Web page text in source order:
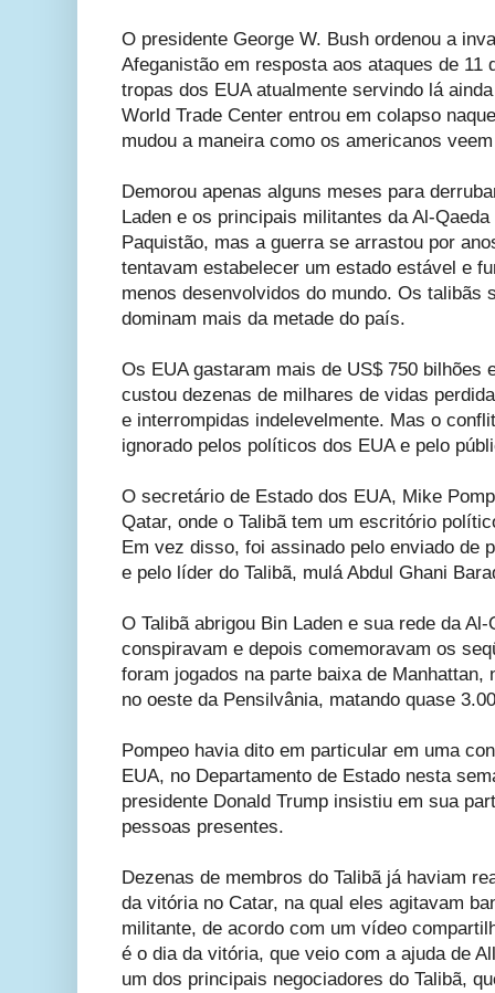
O presidente George W. Bush ordenou a
Afeganistão em resposta aos ataques de 11
tropas dos EUA atualmente servindo lá
World Trade Center entrou em colapso
mudou a maneira como os americanos
Demorou apenas alguns meses para
Laden e os principais militantes da Al-
Paquistão, mas a guerra se arrastou por
tentavam estabelecer um estado estável e
menos desenvolvidos do mundo. Os talibãs
dominam mais da metade do país.
Os EUA gastaram mais de US$ 750 bilhões
custou dezenas de milhares de vidas
e interrompidas indelevelmente. Mas o
ignorado pelos políticos dos EUA e pelo
O secretário de Estado dos EUA, Mike
Qatar, onde o Talibã tem um escritório
Em vez disso, foi assinado pelo enviado de
e pelo líder do Talibã, mulá Abdul Ghani
O Talibã abrigou Bin Laden e sua rede da
conspiravam e depois comemoravam os
foram jogados na parte baixa de Manhattan,
no oeste da Pensilvânia, matando quase
Pompeo havia dito em particular em uma
EUA, no Departamento de Estado nesta
presidente Donald Trump insistiu em sua
pessoas presentes.
Dezenas de membros do Talibã já haviam
da vitória no Catar, na qual eles agitavam
militante, de acordo com um vídeo
é o dia da vitória, que veio com a ajuda de
um dos principais negociadores do Talibã,